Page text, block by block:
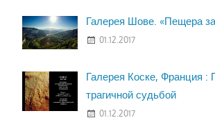
Галерея Шове. «Пещера
01.12.2017
Галерея Коске, Франция :
трагичной судьбой
01.12.2017